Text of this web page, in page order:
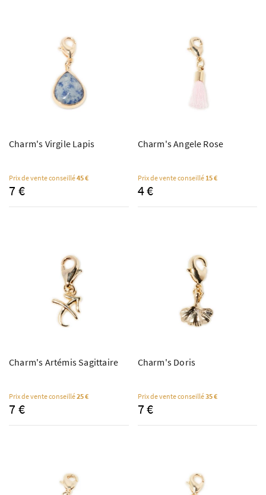
Charm's Virgile Lapis
Prix de vente conseillé45 €
7 €
Charm's Angele Rose
Prix de vente conseillé15 €
4 €
Charm's Artémis Sagittaire
Prix de vente conseillé25 €
7 €
Charm's Doris
Prix de vente conseillé35 €
7 €